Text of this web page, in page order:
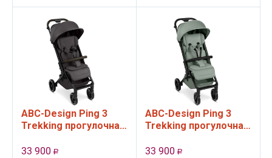
ABC-Design Ping 3
Trekking прогулочная
33 900 Р
ABC-Design Ping 3
Trekking прогулочная
33 900 Р